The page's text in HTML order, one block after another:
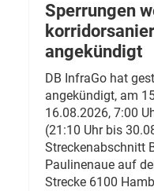
Sperrungen
angekündigt
DB InfraGo hat
angekündigt, am
16.08.2026, 7:00
(21:10 Uhr bis
Streckenabschnitt
Paulinenaue auf
Strecke 6100